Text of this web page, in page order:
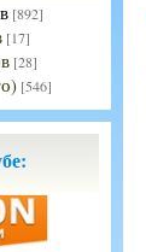
[892]
[17]
[28]
[546]